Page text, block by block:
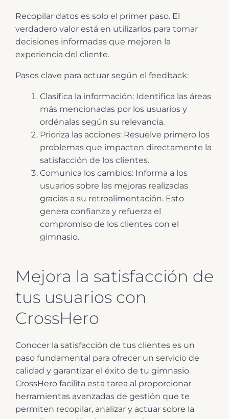
Recopilar datos es solo el primer paso. El
verdadero valor está en utilizarlos para tomar
decisiones informadas que mejoren la
experiencia del cliente.
Pasos clave para actuar según el feedback:
Clasifica la información: Identifica las áreas
más mencionadas por los usuarios y
ordénalas según su relevancia.
Prioriza las acciones: Resuelve primero los
problemas que impacten directamente la
satisfacción de los clientes.
Comunica los cambios: Informa a los
usuarios sobre las mejoras realizadas
gracias a su retroalimentación. Esto
genera confianza y refuerza el
compromiso de los clientes con el
gimnasio.
Mejora la satisfacción de
tus usuarios con
CrossHero
Conocer la satisfacción de tus clientes es un
paso fundamental para ofrecer un servicio de
calidad y garantizar el éxito de tu gimnasio.
CrossHero facilita esta tarea al proporcionar
herramientas avanzadas de gestión que te
permiten recopilar, analizar y actuar sobre la